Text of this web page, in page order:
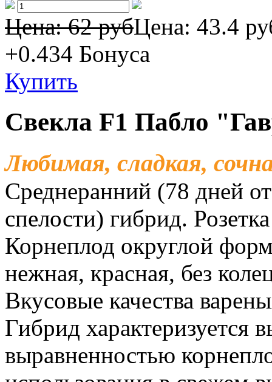
Цена: 62 рубЦена: 43.4
+0.434 Бонуса
Купить
Свекла F1 Пабло
Любимая, сладкая,
Среднеранний (78 дней
спелости) гибрид.
Корнеплод округлой
нежная, красная, без
Вкусовые качества
Гибрид характеризуется
выравненностью